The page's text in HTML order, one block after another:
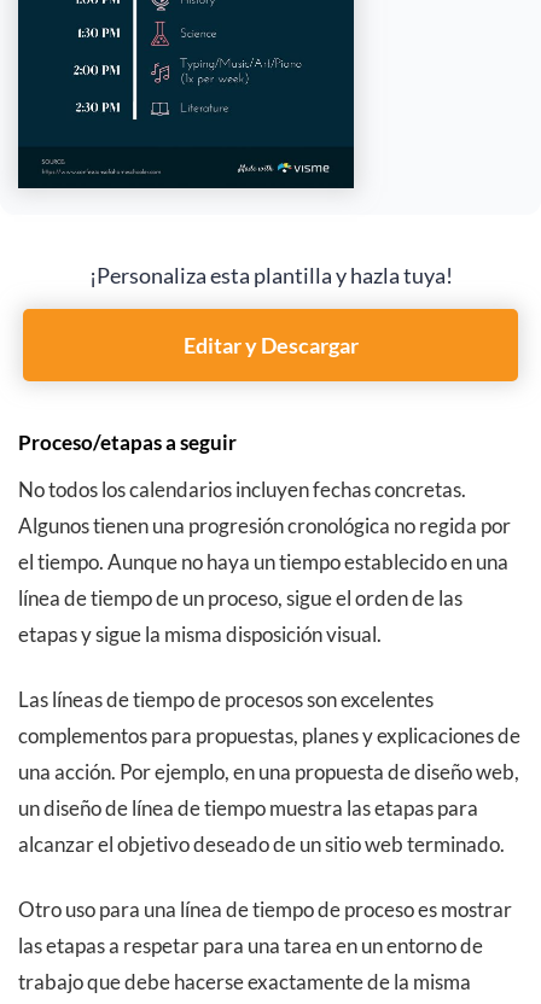
¡Personaliza esta plantilla y hazla tuya!
Editar y Descargar
Proceso/etapas a seguir
No todos los calendarios incluyen fechas concretas.
Algunos tienen una progresión cronológica no regida por
el tiempo. Aunque no haya un tiempo establecido en una
línea de tiempo de un proceso, sigue el orden de las
etapas y sigue la misma disposición visual.
Las líneas de tiempo de procesos son excelentes
complementos para propuestas, planes y explicaciones de
una acción. Por ejemplo, en una propuesta de diseño web,
un diseño de línea de tiempo muestra las etapas para
alcanzar el objetivo deseado de un sitio web terminado.
Otro uso para una línea de tiempo de proceso es mostrar
las etapas a respetar para una tarea en un entorno de
trabajo que debe hacerse exactamente de la misma